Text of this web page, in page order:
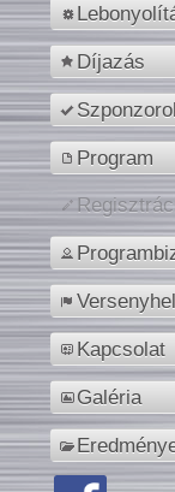
Díjazás
Program
Kapcsolat
Galéria